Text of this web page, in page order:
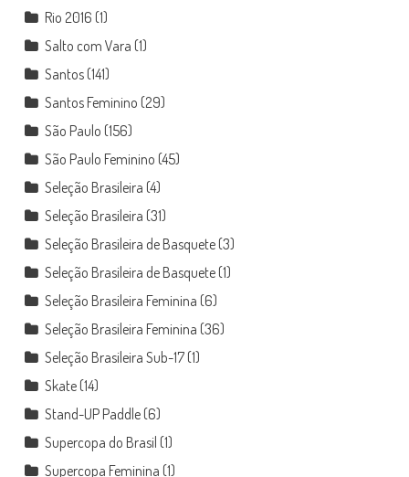
Rio 2016 (1)
Salto com Vara (1)
Santos(141)
Santos Feminino (29)
São Paulo (156)
São Paulo Feminino (45)
Seleção Brasileira (4)
Seleção Brasileira (31)
Seleção Brasileira de Basquete(3)
Seleção Brasileira de Basquete(1)
Seleção Brasileira Feminina (6)
Seleção Brasileira Feminina (36)
Seleção Brasileira Sub-17(1)
Skate(14)
Stand-UP Paddle(6)
Supercopa do Brasil (1)
Supercopa Feminina (1)